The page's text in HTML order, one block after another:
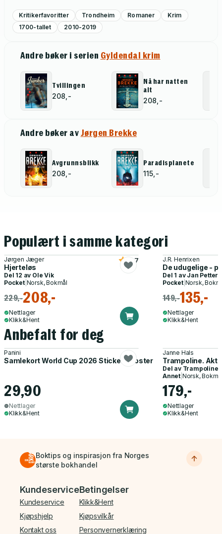
Kritikerfavoritter Trondheim Romaner
Krim
1700-tallet
2010-2019
Andre bøker i serien Gyldendal krim
Tvillingen
208,-
Nå har natten
alt
208,-
Andre bøker avJørgen Brekke
Avgrunnsblikk
208,-
Paradisplaneten
115,-
Populært i samme kategori
Jørgen Jæger
Hjerteløs
4.7
Del 12 av Ole Vik
Pocket| Norsk, Bokmål
229,-208,-
Nettlager
Klikk&Hent
J.R. Henrixen
De udugelige -
Del 1 av Jan Petter
Pocket| Norsk,
149,-135,-
Nettlager
Klikk&Hent
Anbefalt for deg
Panini
Samlekort World Cup 2026 Sticker Booster
29,90
Nettlager
Klikk&Hent
Janne Hals
Trampoline.
Del av Trampoline
Annet| Norsk,
179,-
Nettlager
Klikk&Hent
Boktips og inspirasjon fra Norges
største bokhandel
Bunnmeny
Kundeservice
Kundeservice
Kjøpshjelp
Kontakt oss
Betingelser
Klikk&Hent
Kjøpsvilkår
Personvernerklæring